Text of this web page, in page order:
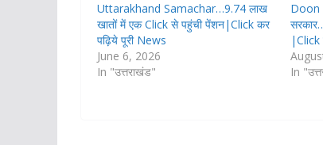
Uttarakhand Samachar…9.74 लाख
खातों में एक Click से पहुंची पेंशन|Click कर
पढ़िये पूरी News
June 6, 2026
In "उत्तराखंड"
Doon
|Click
In